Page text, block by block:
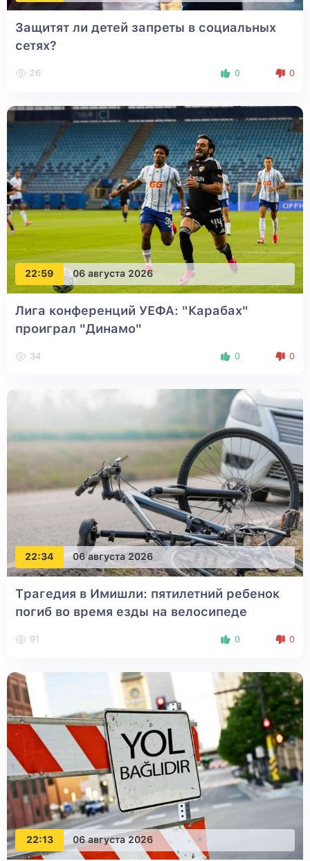
Защитят ли детей запреты в социальных
сетях?
26 0 0
22:59 06 августа 2026
Лига конференций УЕФА: "Карабах"
проиграл "Динамо"
34 0 0
22:34 06 августа 2026
Трагедия в Имишли: пятилетний ребенок
погиб во время езды на велосипеде
91 0 0
22:13 06 августа 2026